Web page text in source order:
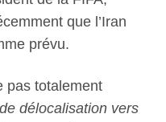
que l’Iran
prévu.
pas totalement
délocalisation vers